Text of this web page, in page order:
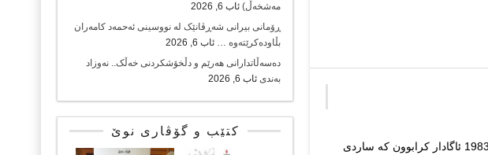
وانه‌كانی ژیان : هاورێیانی مه‌ڵبه‌ندی سلێمانی و كه‌ركوك له‌ مانگی نیسانى 1983 ئاگادار كرابوون كه‌ ساردی
مەشخەڵ) ئاب 6, 2026
ڕۆمانی بیرانی شەڕڤانێک لە نووسینی ئەحمەد کامەران
بڵاودەکرێتەوە … ئاب 6, 2026
دەسەڵاتدارانی هەرێم و دڵخۆشکردنی خەڵک.. نەوزاد
بەندی ئاب 6, 2026
کتێب و گۆڤاری نوێ